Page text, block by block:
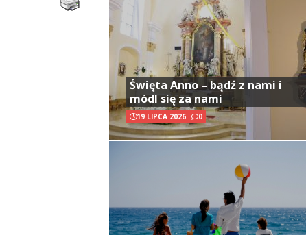
Święta Anno – bądź z nami i
módl się za nami
19 LIPCA 2026 0